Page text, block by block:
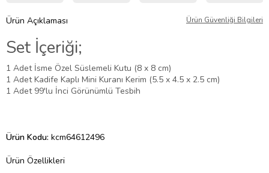
Ürün Açıklaması Ürün Güvenliği Bilgileri
Set İçeriği;
1 Adet İsme Özel Süslemeli Kutu (8 x 8 cm)
1 Adet Kadife Kaplı Mini Kuranı Kerim (5.5 x 4.5 x 2.5 cm)
1 Adet 99'lu İnci Görünümlü Tesbih
Ürün Kodu: kcm64612496
Ürün Özellikleri